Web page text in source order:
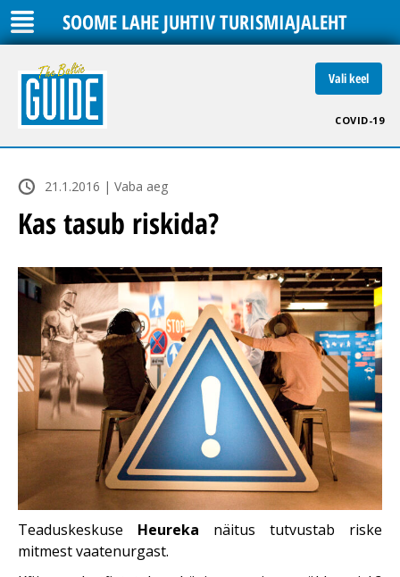
SOOME LAHE JUHTIV TURISMIAJALEHT
Vali keel
COVID-19
21.1.2016 | Vaba aeg
Kas tasub riskida?
Teaduskeskuse Heureka näitus tutvustab riske
mitmest vaatenurgast.